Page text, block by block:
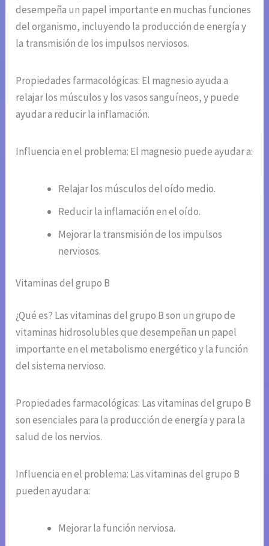
desempeña un papel importante en muchas funciones
del organismo, incluyendo la producción de energía y
la transmisión de los impulsos nerviosos.
Propiedades farmacológicas: El magnesio ayuda a
relajar los músculos y los vasos sanguíneos, y puede
ayudar a reducir la inflamación.
Influencia en el problema: El magnesio puede ayudar a:
Relajar los músculos del oído medio.
Reducir la inflamación en el oído.
Mejorar la transmisión de los impulsos
nerviosos.
Vitaminas del grupo B
¿Qué es? Las vitaminas del grupo B son un grupo de
vitaminas hidrosolubles que desempeñan un papel
importante en el metabolismo energético y la función
del sistema nervioso.
Propiedades farmacológicas: Las vitaminas del grupo B
son esenciales para la producción de energía y para la
salud de los nervios.
Influencia en el problema: Las vitaminas del grupo B
pueden ayudar a:
Mejorar la función nerviosa.